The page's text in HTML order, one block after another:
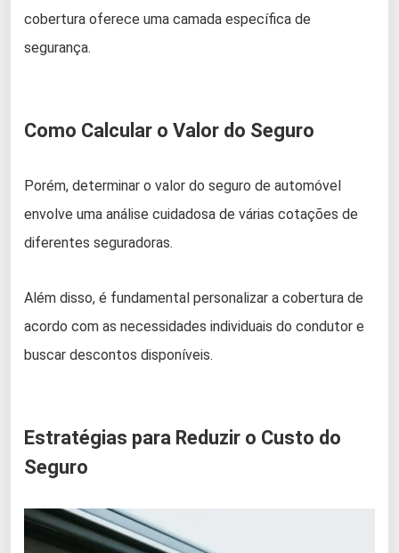
cobertura oferece uma camada específica de
segurança.
Como Calcular o Valor do Seguro
Porém, determinar o valor do seguro de automóvel
envolve uma análise cuidadosa de várias cotações de
diferentes seguradoras.
Além disso, é fundamental personalizar a cobertura de
acordo com as necessidades individuais do condutor e
buscar descontos disponíveis.
Estratégias para Reduzir o Custo do
Seguro